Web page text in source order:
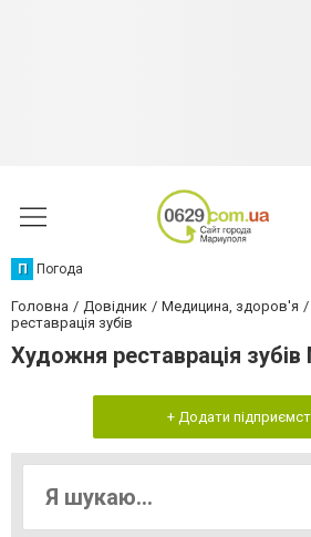
П Погода
Головна Довідник Медицина, здоров'я
реставрація зубів
Художня реставрація зубів
+ Додати